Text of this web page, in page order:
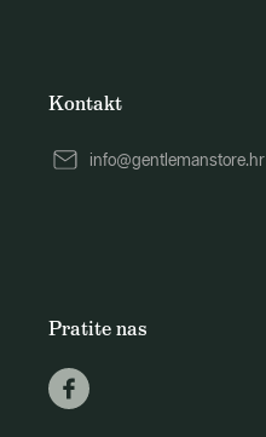
Kontakt
info@gentlemanstore.hr
Pratite nas